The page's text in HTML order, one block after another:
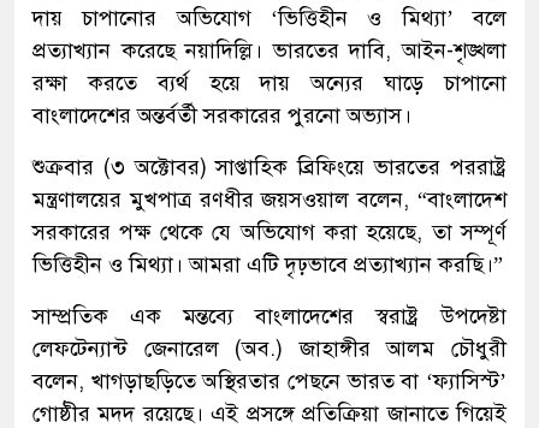
দায় চাপানোর অভিযোগ ‘ভিত্তিহীন ও মিথ্যা’ বলে
প্রত্যাখ্যান করেছে নয়াদিল্লি। ভারতের দাবি, আইন-শৃঙ্খলা
রক্ষা করতে ব্যর্থ হয়ে দায় অন্যের ঘাড়ে চাপানো
বাংলাদেশের অন্তর্বর্তী সরকারের পুরনো অভ্যাস।
শুক্রবার (৩ অক্টোবর) সাপ্তাহিক ব্রিফিংয়ে ভারতের পররাষ্ট্র
মন্ত্রণালয়ের মুখপাত্র রণধীর জয়সওয়াল বলেন, “বাংলাদেশ
সরকারের পক্ষ থেকে যে অভিযোগ করা হয়েছে, তা সম্পূর্ণ
ভিত্তিহীন ও মিথ্যা। আমরা এটি দৃঢ়ভাবে প্রত্যাখ্যান করছি।”
সাম্প্রতিক এক মন্তব্যে বাংলাদেশের স্বরাষ্ট্র উপদেষ্টা
লেফটেন্যান্ট জেনারেল (অব.) জাহাঙ্গীর আলম চৌধুরী
বলেন, খাগড়াছড়িতে অস্থিরতার পেছনে ভারত বা ‘ফ্যাসিস্ট’
গোষ্ঠীর মদদ রয়েছে। এই প্রসঙ্গে প্রতিক্রিয়া জানাতে গিয়েই